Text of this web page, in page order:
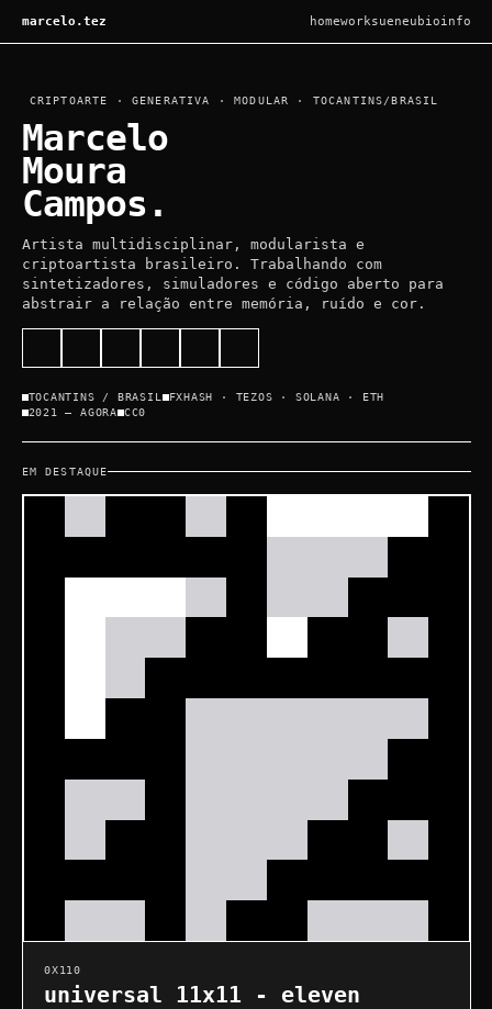
marcelo.tez homeworksueneubioinfo
CRIPTOARTE · GENERATIVA · MODULAR · TOCANTINS/BRASIL
Marcelo
Moura
Campos.
Artista multidisciplinar, modularista e
criptoartista brasileiro. Trabalhando com
sintetizadores, simuladores e código aberto para
abstrair a relação entre memória, ruído e cor.
TOCANTINS / BRASIL
FXHASH · TEZOS · SOLANA · ETH
2021 — AGORA
CC0
EM DESTAQUE
0X110
universal 11x11 - eleven